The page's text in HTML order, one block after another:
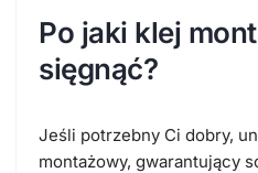
Po jaki klej
sięgnąć?
Jeśli potrzebny Ci dobry,
montażowy, gwarantujący